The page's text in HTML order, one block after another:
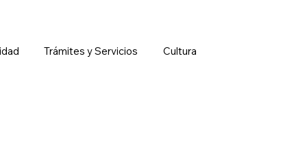
Trámites y Servicios Cultura